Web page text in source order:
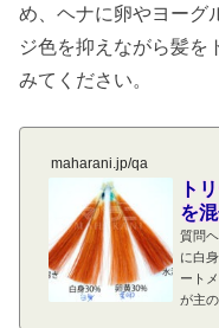
め、ヘナに卵やヨーグ
ジ色を抑えながら髪を
みてください。
maharani.jp/qa
ト
を
質問
に白
ート
が主